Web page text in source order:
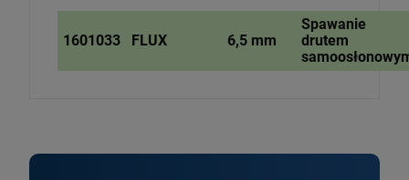
1601033 FLUX 6,5 mm
Spawanie
drutem